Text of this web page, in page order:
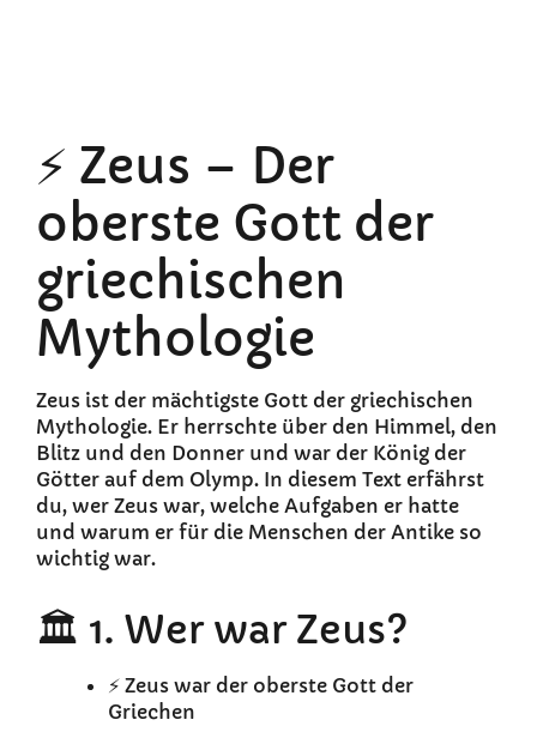
⚡ Zeus – Der
oberste Gott der
griechischen
Mythologie
Zeus ist der mächtigste Gott der griechischen
Mythologie. Er herrschte über den Himmel, den
Blitz und den Donner und war der König der
Götter auf dem Olymp. In diesem Text erfährst
du, wer Zeus war, welche Aufgaben er hatte
und warum er für die Menschen der Antike so
wichtig war.
🏛️ 1. Wer war Zeus?
⚡ Zeus war der oberste Gott der
Griechen